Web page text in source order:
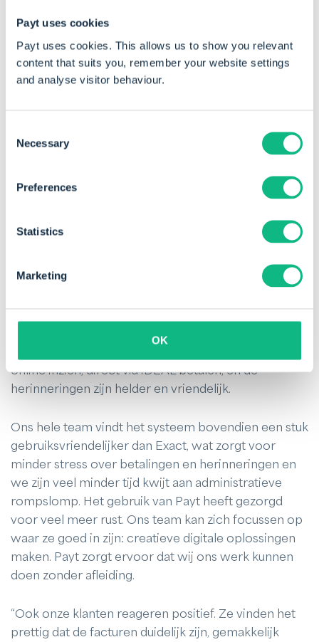
Payt uses cookies
Payt uses cookies. This allows us to show you relevant
content that suits you, remember your website settings
and analyse visitor behaviour.
Selection
Necessary
Preferences
Statistics
Marketing
OK
"Het voelt alsof we er een teamgenoot bij
“De voordelen zijn enorm. Payt zorgt voor een
welke te laat zijn betaald, en welke klanten een
ons niet meer druk te maken over herinneringen die
online inzien, direct via iDEAL betalen, en de
herinneringen zijn helder en vriendelijk.
Ons hele team vindt het systeem bovendien een stuk
gebruiksvriendelijker dan Exact, wat zorgt voor
minder stress over betalingen en herinneringen en
we zijn veel minder tijd kwijt aan administratieve
rompslomp. Het gebruik van Payt heeft gezorgd
voor veel meer rust. Ons team kan zich focussen op
waar ze goed in zijn: creatieve digitale oplossingen
maken. Payt zorgt ervoor dat wij ons werk kunnen
doen zonder afleiding.
“Ook onze klanten reageren positief. Ze vinden het
prettig dat de facturen duidelijk zijn, gemakkelijk